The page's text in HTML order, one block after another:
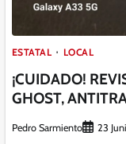
ESTATAL LOCAL
¡CUIDADO!
GHOST,
Pedro Sarmiento 23